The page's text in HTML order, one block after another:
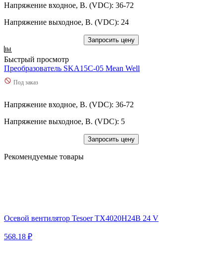
Напряжение входное, В. (VDC): 36-72
Напряжение выходное, В. (VDC): 24
Запросить цену
Быстрый просмотр
Преобразователь SKA15C-05 Mean Well
Под заказ
Напряжение входное, В. (VDC): 36-72
Напряжение выходное, В. (VDC): 5
Запросить цену
Рекомендуемые товары
Осевой вентилятор Tesoer TX4020H24B 24 V
568.18 ₽